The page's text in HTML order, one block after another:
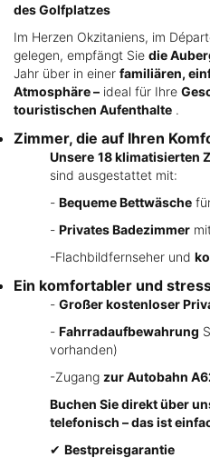
des Golfplatzes
Im Herzen Okzitaniens, im
gelegen, empfängt Sie die
Jahr über in einer familiären,
Atmosphäre – ideal für Ihre
touristischen Aufenthalte .
Zimmer, die auf Ihren
Unsere 18 klimatisierten
sind ausgestattet mit:
- Bequeme Bettwäsche
- Privates Badezimmer
-Flachbildfernseher und
Ein komfortabler und
- Großer kostenloser
- Fahrradaufbewahrung
vorhanden)
-Zugang zur Autobahn
Buchen Sie direkt über
telefonisch – das ist
✔ Bestpreisgarantie